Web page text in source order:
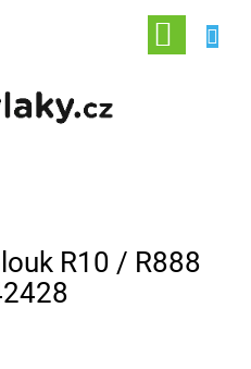
NÁKUPNÍ
KOŠÍK
R10 / R888